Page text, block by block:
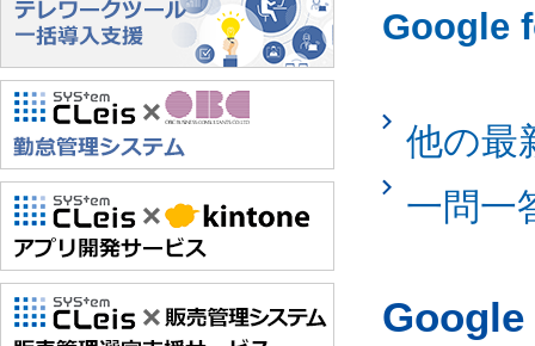
Google
他の最
一問一
Google